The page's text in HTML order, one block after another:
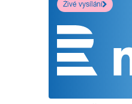
Živé vysílání